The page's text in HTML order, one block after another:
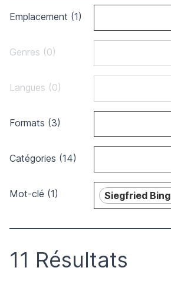
Emplacement (1)
Genres (0)
Langues (0)
Formats (3)
Catégories (14)
Mot-clé (1) Siegfried Bing
11 Résultats